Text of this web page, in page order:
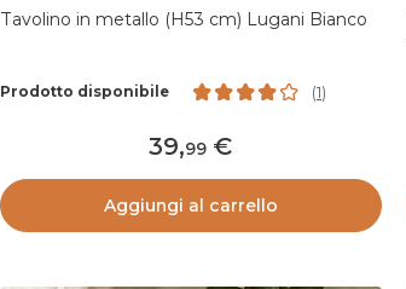
Tavolino in metallo (H53 cm) Lugani Bianco
Prodotto disponibile (1)
39,99
Aggiungi al carrello